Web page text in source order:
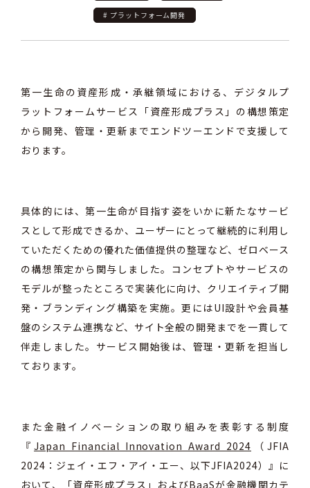
# プラットフォーム開発
第一生命の資産形成・承継領域における、デジタルプ
ラットフォームサービス「資産形成プラス」の構想策定
から開発、 管理・更新までエンドツーエンドで支援して
おります。
具体的には、第一生命が目指す姿をいかに新たなサービ
スとして形成できるか、ユーザーにとって継続的に利用し
ていただくための優れた価値提供の整理など、ゼロベース
の構想策定から関与しました。 コンセプトやサービスの
モデルが整ったところで実装化に向け、クリエイティブ開
発・ブランディング構築を実施。更にはUI設計や会員基
盤のシステム連携など、サイト全般の開発までを一貫して
伴走しました。 サービス開始後は、管理・更新を担当し
ております。
また金融イノベーションの取り組みを表彰する制度
『 Japan Financial Innovation Award 2024 （JFIA
2024：ジェイ・エフ・アイ・エー、以下JFIA2024）』に
おいて、「資産形成プラス」およびBaaSが金融機関カテ